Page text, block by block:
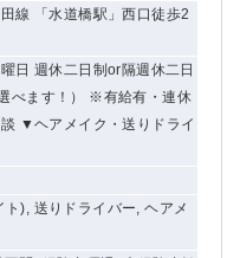
線 「水道橋駅」西口徒歩2
日 週休二日制or隔週休二日
べます！） ※有給有・連休
▼ヘアメイク・送りドライ
), 送りドライバー, ヘアメ